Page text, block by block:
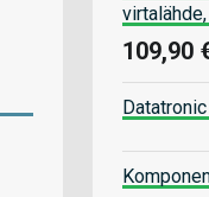
109,90